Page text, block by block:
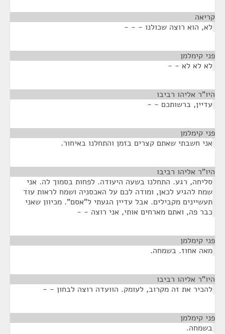
קריאה
לא, הוא רוצה שכולנו - - -
פני קימלמן
לא לא לא - -
היו"ר אליהו רביבו
עדיין, ברשותכם - -
פני קימלמן
אני חשבתי שאתם קצרים בזמן והתחלנו באיחור.
היו"ר אליהו רביבו
סליחה, רגע. התחלנו בשעה היעודה. לפחות בסמוך לה. אני
שמח להגיע לכאן, ומודה לכם על האכסניה ושמח לראות עוד
תעשיינים מקבילים. אבל עדיין הגעתי ל"אסם". מכיוון שאני
כבר פה, ואתם מארחים אותי, אני רוצה - -
פני קימלמן
מאה אחוז. בשמחה.
היו"ר אליהו רביבו
להכיר את זה מקרוב, לעומק. הוועדה רוצה לבחון - -
פני קימלמן
בשמחה.